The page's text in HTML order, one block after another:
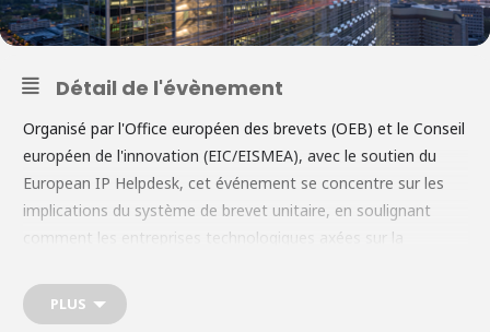
Détail de l'évènement
Organisé par l'Office européen des brevets (OEB) et le Conseil
européen de l'innovation (EIC/EISMEA), avec le soutien du
European IP Helpdesk, cet événement se concentre sur les
implications du système de brevet unitaire, en soulignant
comment les entreprises technologiques axées sur la
monétiser la propriété intellectuelle. Il explorera comment le
brevet unitaire et les systèmes de brevets
PLUS